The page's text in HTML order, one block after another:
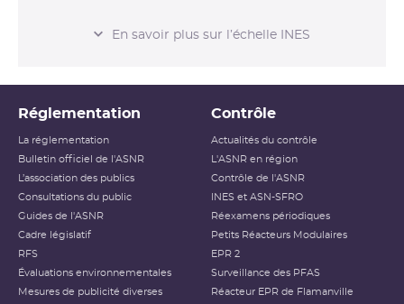
L’ÉCHELLE INES
Niveau 2
Niveau 3 Incident grave
Accident ayant des conséquences
locales
En savoir plus sur l’échelle INES
Réglementation
La réglementation
Bulletin officiel de l'ASNR
L’association des publics
Consultations du public
Guides de l'ASNR
Cadre législatif
RFS
Évaluations environnementales
Mesures de publicité diverses
Contrôle
Actualités du contrôle
L'ASNR en région
Contrôle de l'ASNR
INES et ASN-SFRO
Réexamens périodiques
Petits Réacteurs Modulaires
EPR 2
Surveillance des PFAS
Réacteur EPR de Flamanville